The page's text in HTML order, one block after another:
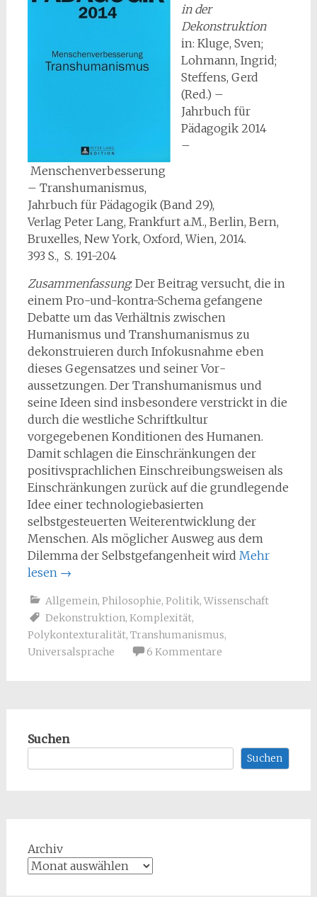
in der
Dekonstruktion
in: Kluge, Sven;
Lohmann, Ingrid;
Steffens, Gerd
(Red.) –
Jahrbuch für
Pädagogik 2014
–
Menschenverbesserung
– Transhumanismus,
Jahrbuch für Pädagogik (Band 29),
Verlag Peter Lang, Frankfurt a.M., Berlin, Bern,
Bruxelles, New York, Oxford, Wien, 2014.
393 S., S. 191-204
Zusammenfassung: Der Beitrag versucht, die in
einem Pro-und-kontra-Schema ge­fangene
Debatte um das Verhältnis zwischen
Humanismus und Transhumanismus zu
dekonstruieren durch Infokusnahme eben
dieses Gegensatzes und seiner Vor­
aussetzungen. Der Transhumanismus und
seine Ideen sind insbesondere verstrickt in die
durch die westliche Schriftkultur
vorgegebenen Konditionen des Humanen.
Damit schlagen die Einschränkungen der
positivsprachlichen Einschreibungsweisen als
Einschränkungen zurück auf die grundlegende
Idee einer technologiebasierten
selbstgesteuerten Weiterentwicklung der
Menschen. Als möglicher Ausweg aus dem
Dilemma der Selbstgefangenheit wird Mehr
lesen →
Allgemein, Philosophie, Politik, Wissenschaft
Dekonstruktion, Komplexität,
Polykontexturalität, Transhumanismus,
Universalsprache
6 Kommentare
Suchen
Suchen
Archiv